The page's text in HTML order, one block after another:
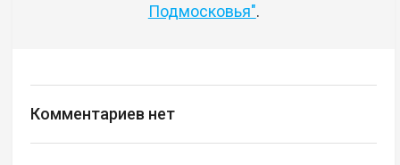
Подмосковья".
Комментариев нет